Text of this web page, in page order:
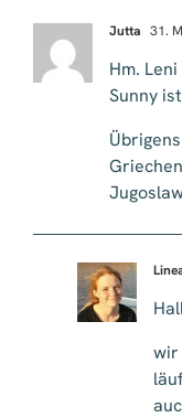
Jutta 31.
Hm.
Sunny
wir